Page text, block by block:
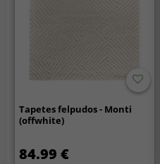
Tapetes felpudos - Monti
(offwhite)
84.99 €